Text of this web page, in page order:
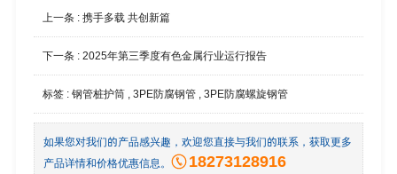
上一条 :携手多载 共创新篇
下一条 :2025年第三季度有色金属行业运行报告
标签 :钢管桩护筒,3PE防腐钢管,3PE防腐螺旋钢管
如果您对我们的产品感兴趣，欢迎您直接与我们的联系，获取更多
产品详情和价格优惠信息。
18273128916